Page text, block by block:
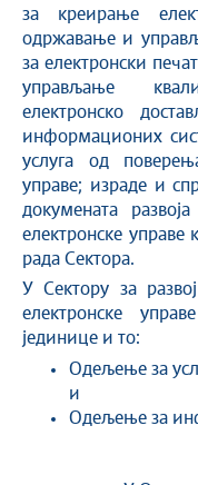
за креирање
одржавање и
за електронски
управљање
електронско
информационих
услуга од
управе; израде и
докумената
електронске управе
рада Сектора.
У Сектору за
електронске
јединице и то:
Одељење за
и
Одељење за